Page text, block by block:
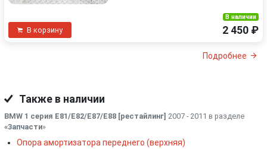
В корзину
В наличии
2 450 ₽
Подробнее
Также в наличии
BMW 1 серия E81/E82/E87/E88 [рестайлинг] 2007 - 2011 в разделе
«Запчасти»
Опора амортизатора переднего (верхняя)